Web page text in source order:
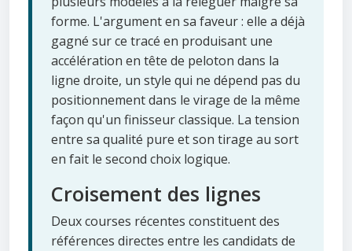
forme. L'argument en sa faveur : elle a déjà
gagné sur ce tracé en produisant une
accélération en tête de peloton dans la
ligne droite, un style qui ne dépend pas du
positionnement dans le virage de la même
façon qu'un finisseur classique. La tension
entre sa qualité pure et son tirage au sort
en fait le second choix logique.
Croisement des lignes
Deux courses récentes constituent des
références directes entre les candidats de